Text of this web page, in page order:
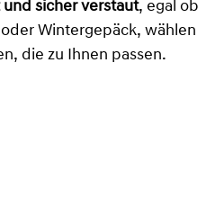
sicher verstaut, egal ob
Wintergepäck, wählen
die zu Ihnen passen.